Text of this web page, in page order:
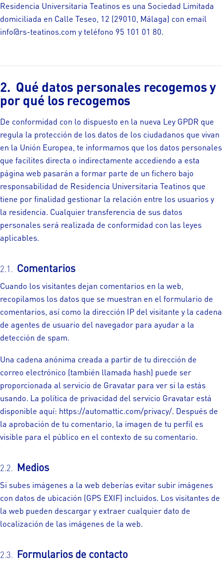
Residencia Universitaria Teatinos es una Sociedad Limitada
domiciliada en Calle Teseo, 12 (29010, Málaga) con email
info@rs-teatinos.com y teléfono 95 101 01 80.
Qué datos personales recogemos y
por qué los recogemos
De conformidad con lo dispuesto en la nueva Ley GPDR que
regula la protección de los datos de los ciudadanos que vivan
en la Unión Europea, te informamos que los datos personales
que facilites directa o indirectamente accediendo a esta
página web pasarán a formar parte de un fichero bajo
responsabilidad de Residencia Universitaria Teatinos que
tiene por finalidad gestionar la relación entre los usuarios y
la residencia. Cualquier transferencia de sus datos
personales será realizada de conformidad con las leyes
aplicables.
Comentarios
Cuando los visitantes dejan comentarios en la web,
recopilamos los datos que se muestran en el formulario de
comentarios, así como la dirección IP del visitante y la cadena
de agentes de usuario del navegador para ayudar a la
detección de spam.
Una cadena anónima creada a partir de tu dirección de
correo electrónico (también llamada hash) puede ser
proporcionada al servicio de Gravatar para ver si la estás
usando. La política de privacidad del servicio Gravatar está
disponible aquí: https://automattic.com/privacy/. Después de
la aprobación de tu comentario, la imagen de tu perfil es
visible para el público en el contexto de su comentario.
Medios
Si subes imágenes a la web deberías evitar subir imágenes
con datos de ubicación (GPS EXIF) incluidos. Los visitantes de
la web pueden descargar y extraer cualquier dato de
localización de las imágenes de la web.
Formularios de contacto